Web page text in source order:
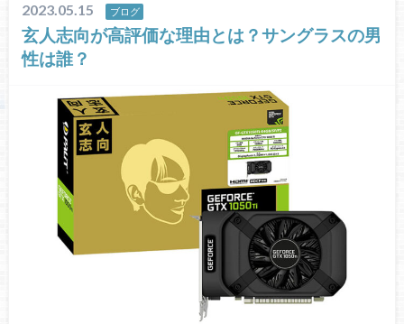
2023.05.15 ブログ
玄人志向が高評価な理由とは？サングラスの男
性は誰？